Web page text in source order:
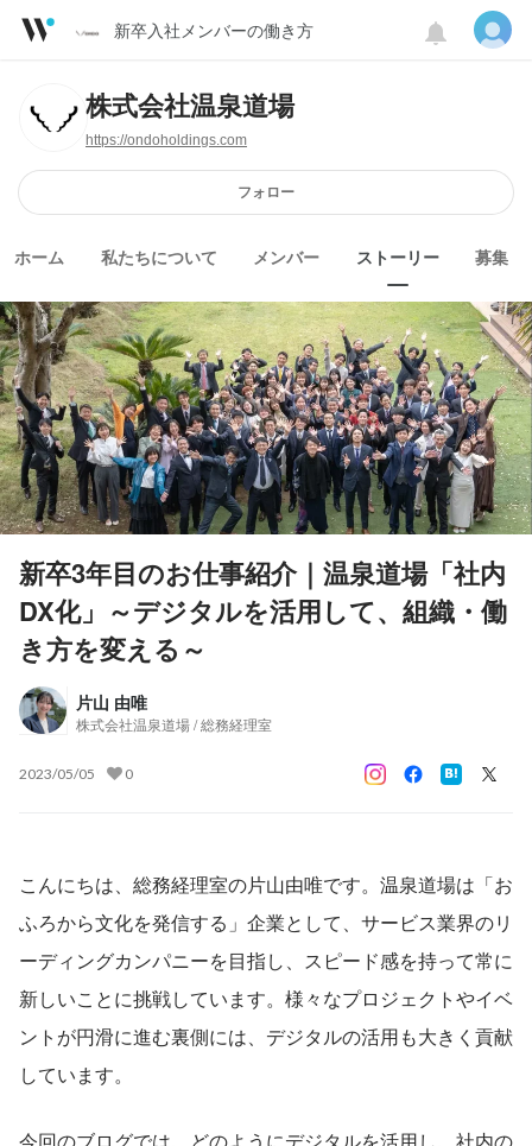
新卒入社メンバーの働き方
株式会社温泉道場
https://ondoholdings.com
フォロー
ホーム 私たちについて メンバー ストーリー 募集
新卒3年目のお仕事紹介｜温泉道場「社内
DX化」～デジタルを活用して、組織・働
き方を変える～
片山 由唯
株式会社温泉道場 / 総務経理室
2023/05/05 0
こんにちは、総務経理室の片山由唯です。温泉道場は「お
ふろから文化を発信する」企業として、サービス業界のリ
ーディングカンパニーを目指し、スピード感を持って常に
新しいことに挑戦しています。様々なプロジェクトやイベ
ントが円滑に進む裏側には、デジタルの活用も大きく貢献
しています。
今回のブログでは、どのようにデジタルを活用し、社内の